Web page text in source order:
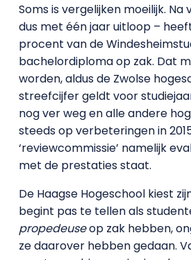
Soms is vergelijken moeilijk. Na
dus met één jaar uitloop –
procent van de
bachelordiploma op zak. Dat
worden, aldus de Zwolse
streefcijfer geldt voor
nog ver weg en alle andere
steeds op verbeteringen in
‘reviewcommissie’ namelijk
met de prestaties staat.
De Haagse Hogeschool kiest
begint pas te tellen als
propedeuseop zak hebben,
ze daarover hebben gedaan.